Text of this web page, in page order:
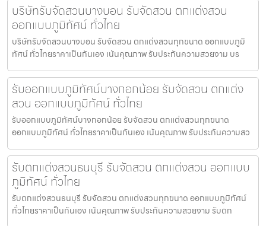
บริษัทรับจัดสวนบางบอน รับจัดสวน ตกแต่งสวน
ออกแบบภูมิทัศน์ ทั่วไทย
บริษัทรับจัดสวนบางบอน รับจัดสวน ตกแต่งสวนทุกขนาด ออกแบบภูมิ
ทัศน์ ทั่วไทยราคาเป็นกันเอง เน้นคุณภาพ รับประกันความสวยงาม บร
รับออกแบบภูมิทัศน์บางกอกน้อย รับจัดสวน ตกแต่ง
สวน ออกแบบภูมิทัศน์ ทั่วไทย
รับออกแบบภูมิทัศน์บางกอกน้อย รับจัดสวน ตกแต่งสวนทุกขนาด
ออกแบบภูมิทัศน์ ทั่วไทยราคาเป็นกันเอง เน้นคุณภาพ รับประกันความสว
รับตกแต่งสวนธนบุรี รับจัดสวน ตกแต่งสวน ออกแบบ
ภูมิทัศน์ ทั่วไทย
รับตกแต่งสวนธนบุรี รับจัดสวน ตกแต่งสวนทุกขนาด ออกแบบภูมิทัศน์
ทั่วไทยราคาเป็นกันเอง เน้นคุณภาพ รับประกันความสวยงาม รับตก